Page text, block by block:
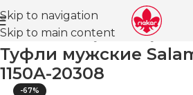
Skip to navigation
Skip to main content
Магазин Обувь для мужчин
Туфли мужские
1150A-20308
-67%